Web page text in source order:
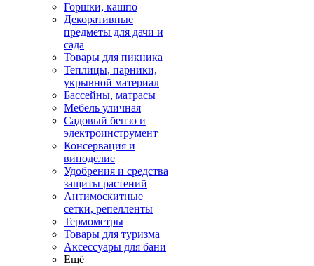
Горшки, кашпо
Декоративные
предметы для дачи и
сада
Товары для пикника
Теплицы, парники,
укрывной материал
Бассейны, матрасы
Мебель уличная
Садовый бензо и
электроинструмент
Консервация и
виноделие
Удобрения и средства
защиты растений
Антимоскитные
сетки, репелленты
Термометры
Товары для туризма
Аксессуары для бани
Ещё